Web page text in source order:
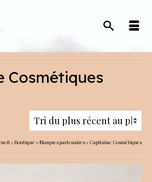
Cosmétiques
»Boutique »Marques partenaires» Capitaine Cosmétiques